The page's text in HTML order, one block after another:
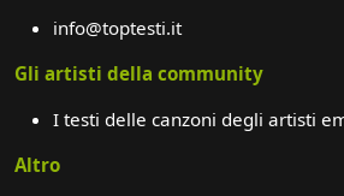
info@toptesti.it
Gli artisti della community
I testi delle canzoni degli artisti
Altro